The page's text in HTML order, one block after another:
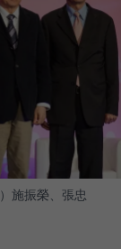
施振榮、張忠